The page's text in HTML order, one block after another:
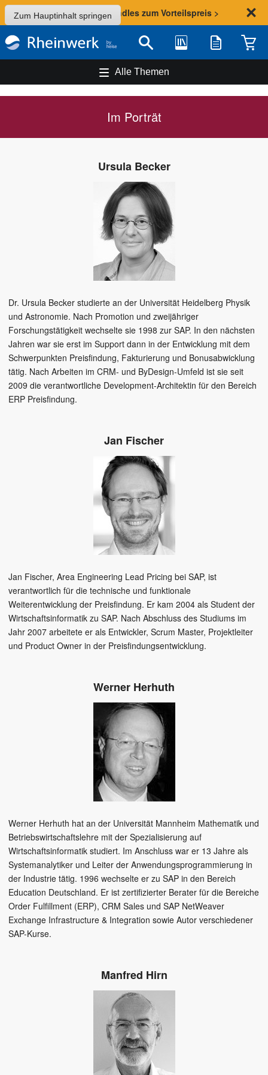
Zum Hauptinhalt springen
Sommer-Aktion: Bundles zum Vorteilspreis >
Suche Bibliothek Merkliste
Alle Themen
Im Porträt
Ursula Becker
Dr. Ursula Becker studierte an der Universität Heidelberg Physik
und Astronomie. Nach Promotion und zweijähriger
Forschungstätigkeit wechselte sie 1998 zur SAP. In den nächsten
Jahren war sie erst im Support dann in der Entwicklung mit dem
Schwerpunkten Preisfindung, Fakturierung und Bonusabwicklung
tätig. Nach Arbeiten im CRM- und ByDesign-Umfeld ist sie seit
2009 die verantwortliche Development-Architektin für den Bereich
ERP Preisfindung.
Jan Fischer
Jan Fischer, Area Engineering Lead Pricing bei SAP, ist
verantwortlich für die technische und funktionale
Weiterentwicklung der Preisfindung. Er kam 2004 als Student der
Wirtschaftsinformatik zu SAP. Nach Abschluss des Studiums im
Jahr 2007 arbeitete er als Entwickler, Scrum Master, Projektleiter
und Product Owner in der Preisfindungsentwicklung.
Werner Herhuth
Werner Herhuth hat an der Universität Mannheim Mathematik und
Betriebswirtschaftslehre mit der Spezialisierung auf
Wirtschaftsinformatik studiert. Im Anschluss war er 13 Jahre als
Systemanalytiker und Leiter der Anwendungsprogrammierung in
der Industrie tätig. 1996 wechselte er zu SAP in den Bereich
Education Deutschland. Er ist zertifizierter Berater für die Bereiche
Order Fulfillment (ERP), CRM Sales und SAP NetWeaver
Exchange Infrastructure & Integration sowie Autor verschiedener
SAP-Kurse.
Manfred Hirn